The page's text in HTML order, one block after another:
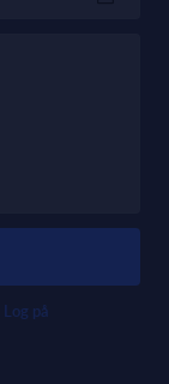
Log på